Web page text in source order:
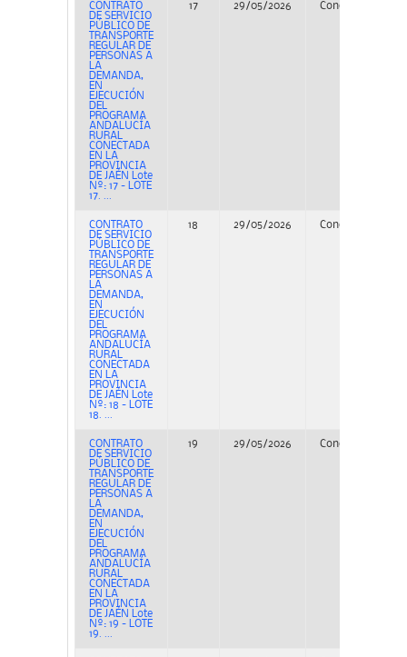
CONTRATO
DE SERVICIO
PÚBLICO DE
TRANSPORTE
REGULAR DE
PERSONAS A
LA
DEMANDA,
EN
EJECUCIÓN
DEL
PROGRAMA
ANDALUCÍA
RURAL
CONECTADA
EN LA
PROVINCIA
DE JAÉN Lote
Nº: 17 - LOTE
17. ...
17 29/05/2026 Concurso
CONTRATO
DE SERVICIO
PÚBLICO DE
TRANSPORTE
REGULAR DE
PERSONAS A
LA
DEMANDA,
EN
EJECUCIÓN
DEL
PROGRAMA
ANDALUCÍA
RURAL
CONECTADA
EN LA
PROVINCIA
DE JAÉN Lote
Nº: 18 - LOTE
18. ...
18 29/05/2026 Concurso
CONTRATO
DE SERVICIO
PÚBLICO DE
TRANSPORTE
REGULAR DE
PERSONAS A
LA
DEMANDA,
EN
EJECUCIÓN
DEL
PROGRAMA
ANDALUCÍA
RURAL
CONECTADA
EN LA
PROVINCIA
DE JAÉN Lote
Nº: 19 - LOTE
19. ...
19 29/05/2026 Concurso